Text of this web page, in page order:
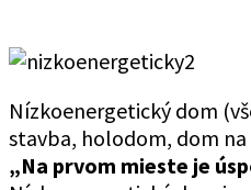
Nízkoenergetický dom
stavba, holodom, dom na
„Na prvom mieste je